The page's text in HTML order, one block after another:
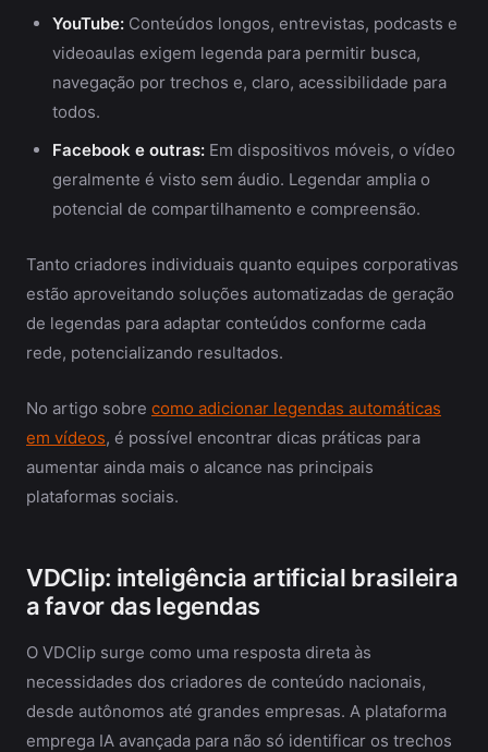
YouTube: Conteúdos longos, entrevistas, podcasts e
videoaulas exigem legenda para permitir busca,
navegação por trechos e, claro, acessibilidade para
todos.
Facebook e outras: Em dispositivos móveis, o vídeo
geralmente é visto sem áudio. Legendar amplia o
potencial de compartilhamento e compreensão.
Tanto criadores individuais quanto equipes corporativas
estão aproveitando soluções automatizadas de geração
de legendas para adaptar conteúdos conforme cada
rede, potencializando resultados.
No artigo sobre como adicionar legendas automáticas
em vídeos, é possível encontrar dicas práticas para
aumentar ainda mais o alcance nas principais
plataformas sociais.
VDClip: inteligência artificial brasileira
a favor das legendas
O VDClip surge como uma resposta direta às
necessidades dos criadores de conteúdo nacionais,
desde autônomos até grandes empresas. A plataforma
emprega IA avançada para não só identificar os trechos